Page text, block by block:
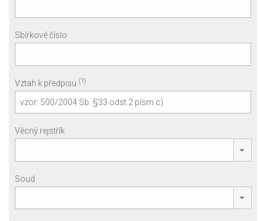
Sbírkové číslo
Vztah k předpisu (?)
Věcný rejstřík
Soud